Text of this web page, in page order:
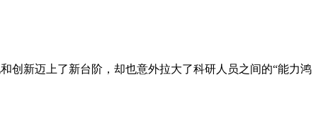
新迈上了新台阶，却也意外拉大了科研人员之间的“能力鸿